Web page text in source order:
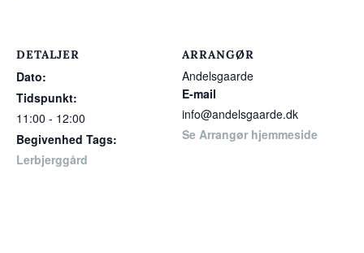
DETALJER
Dato:
Tidspunkt:
11:00 - 12:00
Begivenhed Tags:
Lerbjerggård
ARRANGØR
Andelsgaarde
E-mail
info@andelsgaarde.dk
Se Arrangør hjemmeside